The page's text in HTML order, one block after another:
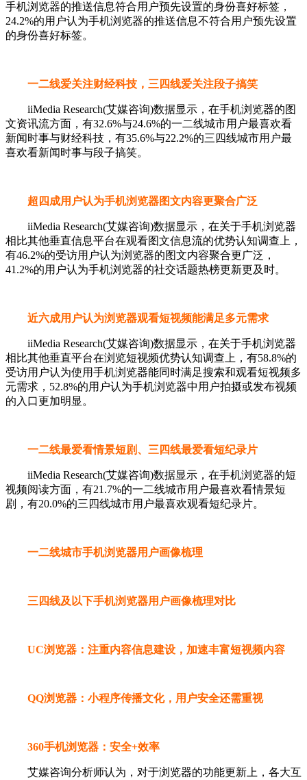
手机浏览器的推送信息符合用户预先设置的身份喜好标签，
24.2%的用户认为手机浏览器的推送信息不符合用户预先设置
的身份喜好标签。
一二线爱关注财经科技，三四线爱关注段子搞笑
iiMedia Research(艾媒咨询)数据显示，在手机浏览器的图
文资讯流方面，有32.6%与24.6%的一二线城市用户最喜欢看
新闻时事与财经科技，有35.6%与22.2%的三四线城市用户最
喜欢看新闻时事与段子搞笑。
超四成用户认为手机浏览器图文内容更聚合广泛
iiMedia Research(艾媒咨询)数据显示，在关于手机浏览器
相比其他垂直信息平台在观看图文信息流的优势认知调查上，
有46.2%的受访用户认为浏览器的图文内容聚合更广泛，
41.2%的用户认为手机浏览器的社交话题热榜更新更及时。
近六成用户认为浏览器观看短视频能满足多元需求
iiMedia Research(艾媒咨询)数据显示，在关于手机浏览器
相比其他垂直平台在浏览短视频优势认知调查上，有58.8%的
受访用户认为使用手机浏览器能同时满足搜索和观看短视频多
元需求，52.8%的用户认为手机浏览器中用户拍摄或发布视频
的入口更加明显。
一二线最爱看情景短剧、三四线最爱看短纪录片
iiMedia Research(艾媒咨询)数据显示，在手机浏览器的短
视频阅读方面，有21.7%的一二线城市用户最喜欢看情景短
剧，有20.0%的三四线城市用户最喜欢观看短纪录片。
一二线城市手机浏览器用户画像梳理
三四线及以下手机浏览器用户画像梳理对比
UC浏览器：注重内容信息建设，加速丰富短视频内容
QQ浏览器：小程序传播文化，用户安全还需重视
360手机浏览器：安全+效率
艾媒咨询分析师认为，对于浏览器的功能更新上，各大互